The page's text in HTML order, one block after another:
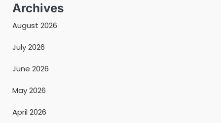
Archives
August 2026
July 2026
June 2026
May 2026
April 2026